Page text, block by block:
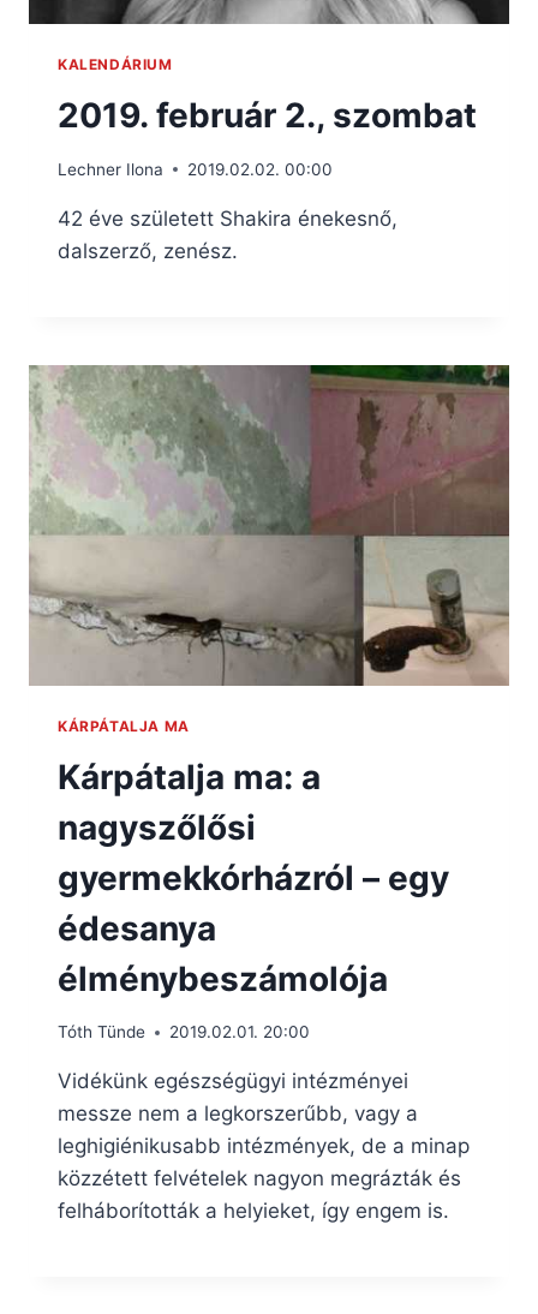
KALENDÁRIUM
2019. február 2., szombat
Lechner Ilona 2019.02.02. 00:00
42 éve született Shakira énekesnő,
dalszerző, zenész.
KÁRPÁTALJA MA
Kárpátalja ma: a
nagyszőlősi
gyermekkórházról – egy
édesanya
élménybeszámolója
Tóth Tünde 2019.02.01. 20:00
Vidékünk egészségügyi intézményei
messze nem a legkorszerűbb, vagy a
leghigiénikusabb intézmények, de a minap
közzétett felvételek nagyon megrázták és
felháborították a helyieket, így engem is.